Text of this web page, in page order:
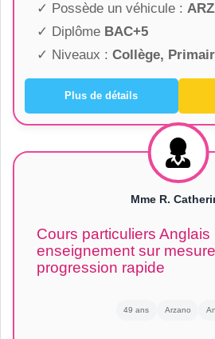
✓ Possède un véhicule :
✓ Diplôme BAC+5
✓ Niveaux : Collège,
Plus de détails
Mme R.
Cours particuliers Anglais
enseignement sur
progression rapide
49 ans Arzano